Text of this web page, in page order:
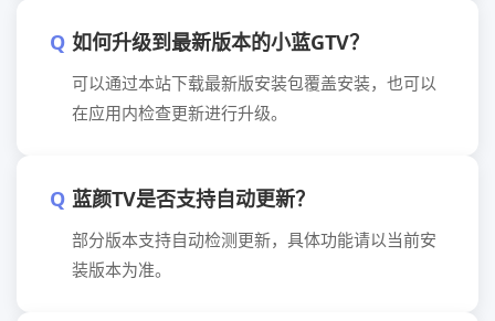
如何升级到最新版本的小蓝GTV？
可以通过本站下载最新版安装包覆盖安装，也可以
在应用内检查更新进行升级。
蓝颜TV是否支持自动更新？
部分版本支持自动检测更新，具体功能请以当前安
装版本为准。